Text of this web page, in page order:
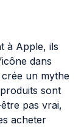
à Apple, ils
dans
crée un mythe
sont
pas vrai,
acheter